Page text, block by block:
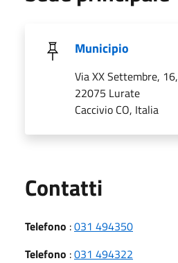
Municipio
Via XX Settembre, 16,
22075 Lurate
Caccivio CO, Italia
Contatti
Telefono :031 494350
Telefono :031 494322